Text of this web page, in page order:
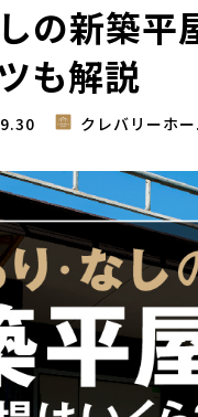
の新築平
も解説
クレバリーホー